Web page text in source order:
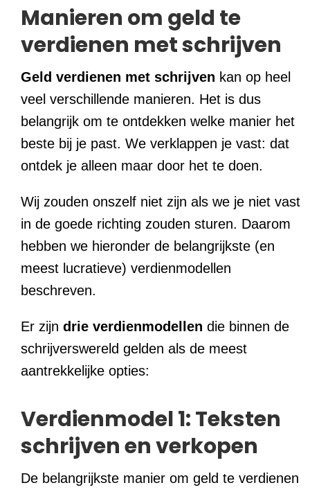
Manieren om geld te
verdienen met schrijven
Geld verdienen met schrijven kan op heel
veel verschillende manieren. Het is dus
belangrijk om te ontdekken welke manier het
beste bij je past. We verklappen je vast: dat
ontdek je alleen maar door het te doen.
Wij zouden onszelf niet zijn als we je niet vast
in de goede richting zouden sturen. Daarom
hebben we hieronder de belangrijkste (en
meest lucratieve) verdienmodellen
beschreven.
Er zijn drie verdienmodellen die binnen de
schrijverswereld gelden als de meest
aantrekkelijke opties:
Verdienmodel 1: Teksten
schrijven en verkopen
De belangrijkste manier om geld te verdienen